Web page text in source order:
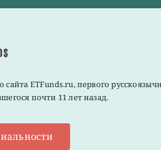
ETFunds.ru, первого
почти 11 лет назад.